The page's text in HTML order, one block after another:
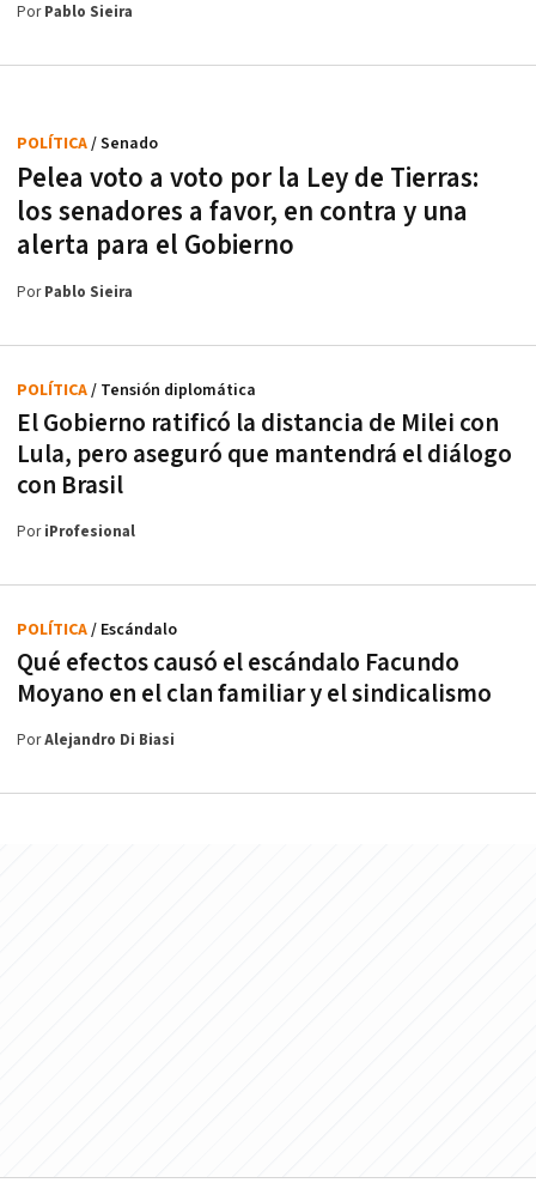
PorPablo Sieira
Pelea voto a voto por la Ley de Tierras:
los senadores a favor, en contra y una
alerta para el Gobierno
POLÍTICA/ Senado
PorPablo Sieira
El Gobierno ratificó la distancia de Milei con
Lula, pero aseguró que mantendrá el diálogo
con Brasil
POLÍTICA/ Tensión diplomática
PoriProfesional
Qué efectos causó el escándalo Facundo
Moyano en el clan familiar y el sindicalismo
POLÍTICA/ Escándalo
PorAlejandro Di Biasi